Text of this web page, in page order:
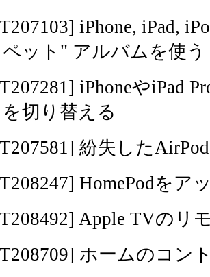
] iPhone, iPad,
ット" アルバムを使う
] iPhoneやiPad
切り替える
] 紛失した
] HomePodをア
] Apple TVのリ
] ホームのコン